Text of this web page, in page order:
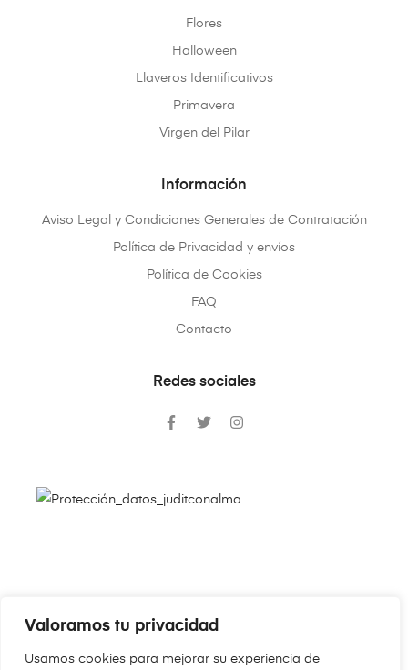
Valoramos tu privacidad
Usamos cookies para mejorar su experiencia de
Flores
Halloween
Llaveros Identificativos
Primavera
Virgen del Pilar
Información
Aviso Legal y Condiciones Generales de Contratación
Política de Privacidad y envíos
Política de Cookies
FAQ
Contacto
Redes sociales